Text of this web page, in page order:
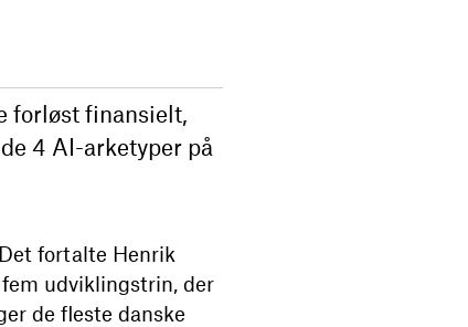
forløst finansielt,
4 AI-arketyper på
fortalte Henrik
udviklingstrin, der
de fleste danske